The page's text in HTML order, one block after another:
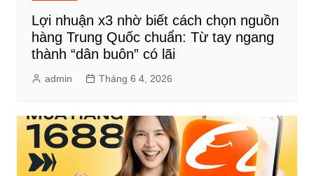
Lợi nhuận x3 nhờ biết cách chọn nguồn
hàng Trung Quốc chuẩn: Từ tay ngang
thành “dân buôn” có lãi
admin Tháng 6 4, 2026